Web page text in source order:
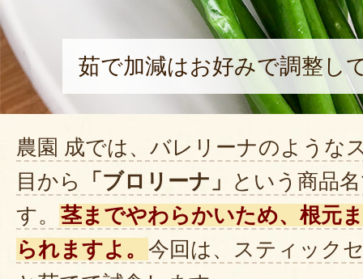
茹で加減はお好みで調整し
農園 成では、バレリーナのような
目から
「ブロリーナ」
という商品
す。 茎までやわらかいため、根元
られますよ。 今回は、スティック